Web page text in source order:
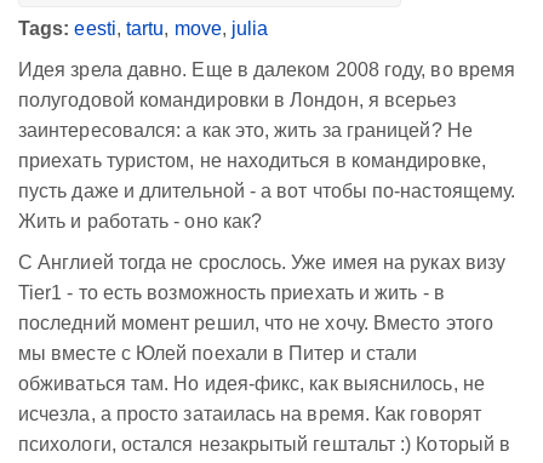
Tags:eesti,tartu, move, julia
Идея зрела давно. Еще в далеком 2008 году, во время
полугодовой командировки в Лондон, я всерьез
заинтересовался: а как это, жить за границей? Не
приехать туристом, не находиться в командировке,
пусть даже и длительной - а вот чтобы по-настоящему.
Жить и работать - оно как?
С Англией тогда не срослось. Уже имея на руках визу
Tier1 - то есть возможность приехать и жить - в
последний момент решил, что не хочу. Вместо этого
мы вместе с Юлей поехали в Питер и стали
обживаться там. Но идея-фикс, как выяснилось, не
исчезла, а просто затаилась на время. Как говорят
психологи, остался незакрытый гештальт :) Который в